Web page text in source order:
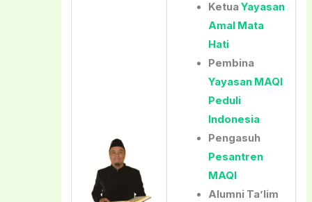
Ketua Yayasan
Amal Mata
Hati
Pembina
Yayasan MAQI
Peduli
Indonesia
Pengasuh
Pesantren
MAQI
Alumni Ta’lim